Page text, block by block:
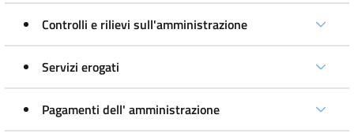
Controlli e rilievi sull'amministrazione
Servizi erogati
Pagamenti dell' amministrazione